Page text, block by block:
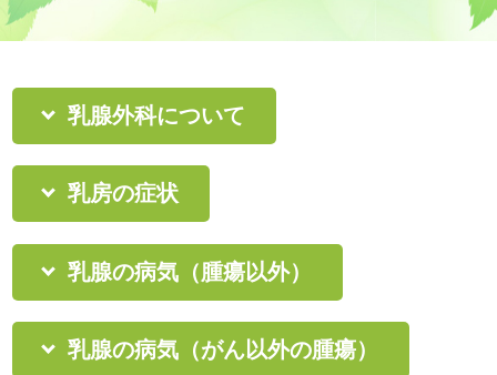
乳腺外科について
乳房の症状
乳腺の病気（腫瘍以外）
乳腺の病気（がん以外の腫瘍）